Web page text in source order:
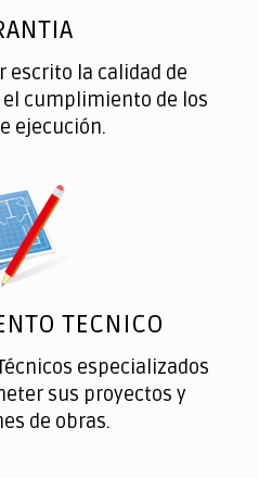
escrito la calidad de
cumplimiento de los
ejecución.
TECNICO
especializados
sus proyectos y
de obras.